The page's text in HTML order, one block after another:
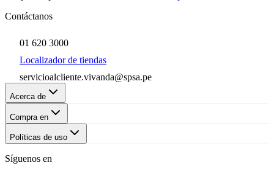
Contáctanos
01 620 3000
Localizador de tiendas
servicioalcliente.vivanda@spsa.pe
Acerca de
Compra en
Políticas de uso
Síguenos en